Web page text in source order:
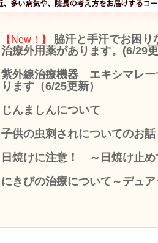
【New！】
脇汗と手汗でお困
治療外用薬があります。(6/29更
紫外線治療機器 エキシマレー
ります（6/25更新）
じんましんについて
子供の虫刺されについてのお
日焼けに注意！ ～日焼け止め
にきびの治療について～デュ